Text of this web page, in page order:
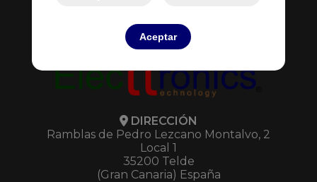
Aceptar
DIRECCIÓN
Ramblas de Pedro Lezcano Montalvo, 2
Local 1
35200 Telde
(Gran Canaria) España